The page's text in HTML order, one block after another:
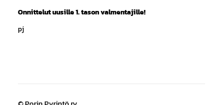
Onnittelut uusille 1. tason valmentajille!
pj